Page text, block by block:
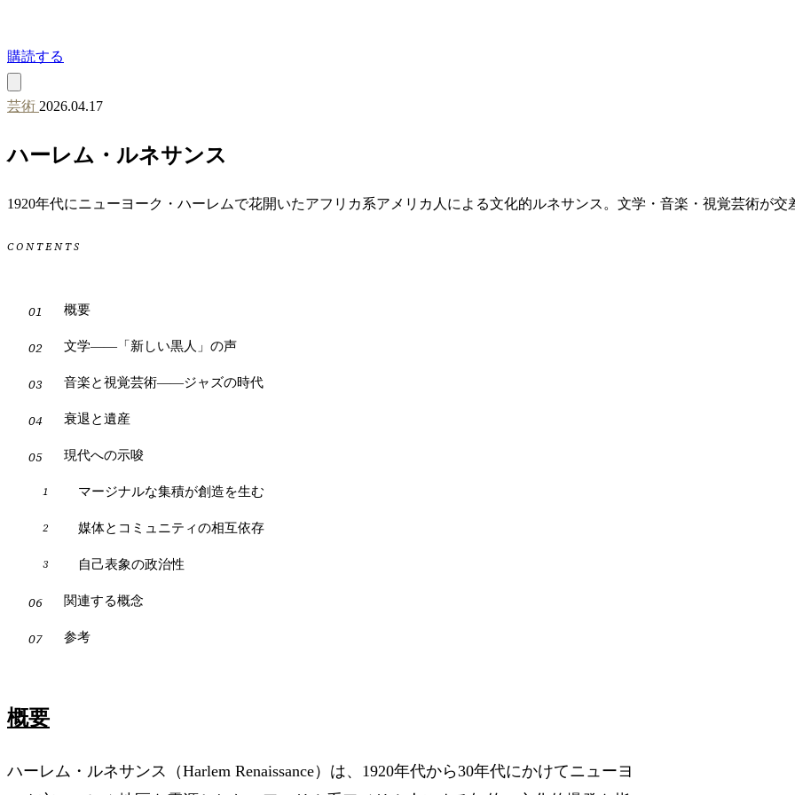
購読する
芸術 2026.04.17
ハーレム・ルネサンス
1920年代にニューヨーク・ハーレムで花開いたアフリカ系アメリカ人による文化的ルネサンス。文学・音楽・視覚芸術が交
CONTENTS
概要
文学——「新しい黒人」の声
音楽と視覚芸術——ジャズの時代
衰退と遺産
現代への示唆
マージナルな集積が創造を生む
媒体とコミュニティの相互依存
自己表象の政治性
関連する概念
参考
概要
ハーレム・ルネサンス（Harlem Renaissance）は、1920年代から30年代にかけてニューヨ